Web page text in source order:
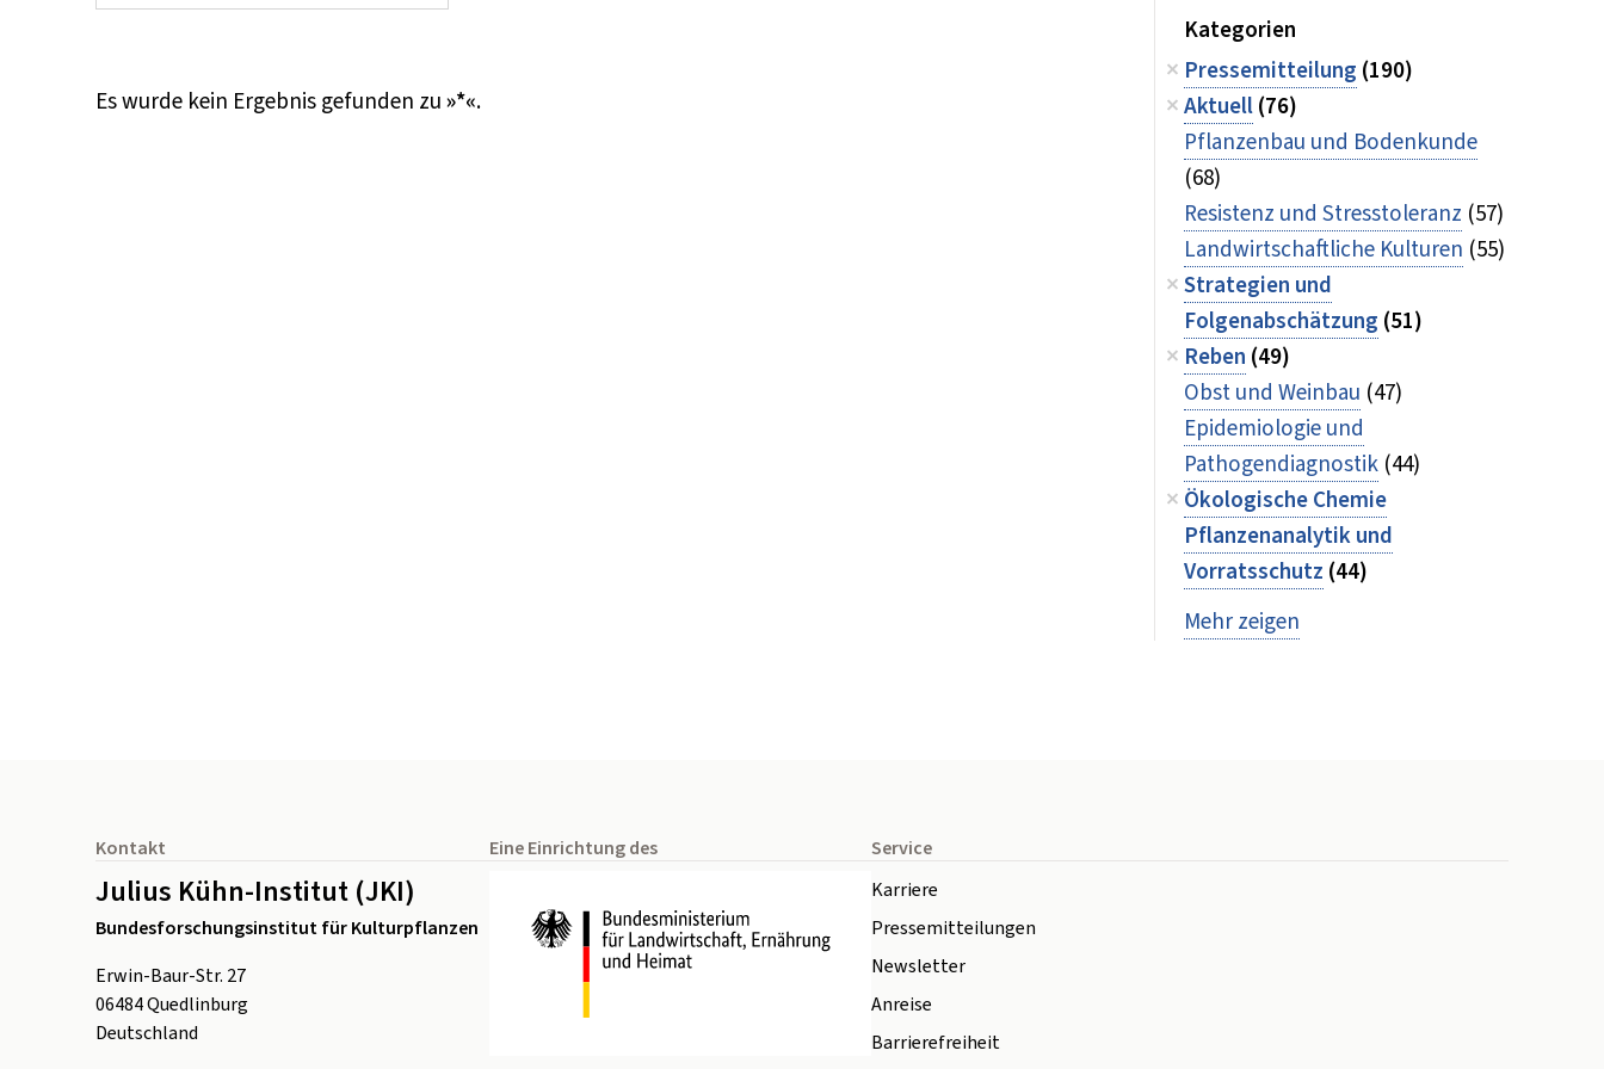
Es wurde kein Ergebnis gefunden zu»*«.
Kategorien
Pressemitteilung (190)
Aktuell(76)
Pflanzenbau und Bodenkunde
(68)
Resistenz und Stresstoleranz (57)
Landwirtschaftliche Kulturen (55)
Strategien und
Folgenabschätzung (51)
Reben (49)
Obst und Weinbau (47)
Epidemiologie und
Pathogendiagnostik (44)
Ökologische Chemie
Pflanzenanalytik und
Vorratsschutz (44)
Mehr zeigen
Kontakt
Julius Kühn-Institut (JKI)
Bundesforschungsinstitut für Kulturpflanzen
Erwin-Baur-Str. 27
06484Quedlinburg
Deutschland
Eine Einrichtung des
Service
Karriere
Pressemitteilungen
Newsletter
Anreise
Barrierefreiheit